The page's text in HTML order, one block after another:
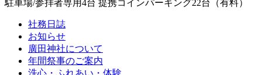
駐車場/参拝者専用4台 提携コインパーキング22台（有料）
社務日誌
お知らせ
廣田神社について
年間祭事のご案内